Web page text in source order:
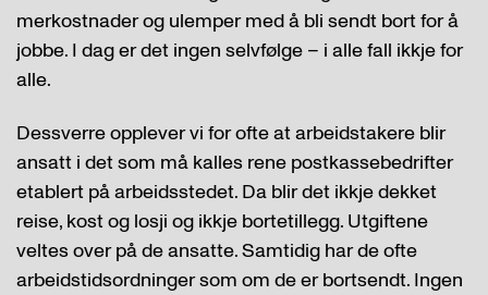
merkostnader og ulemper med å bli sendt bort for å
jobbe. I dag er det ingen selvfølge – i alle fall ikkje for
alle.
Dessverre opplever vi for ofte at arbeidstakere blir
ansatt i det som må kalles rene postkassebedrifter
etablert på arbeidsstedet. Da blir det ikkje dekket
reise, kost og losji og ikkje bortetillegg. Utgiftene
veltes over på de ansatte. Samtidig har de ofte
arbeidstidsordninger som om de er bortsendt. Ingen